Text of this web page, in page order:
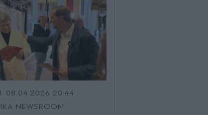
08.04.2026 20:44
NEWSROOM